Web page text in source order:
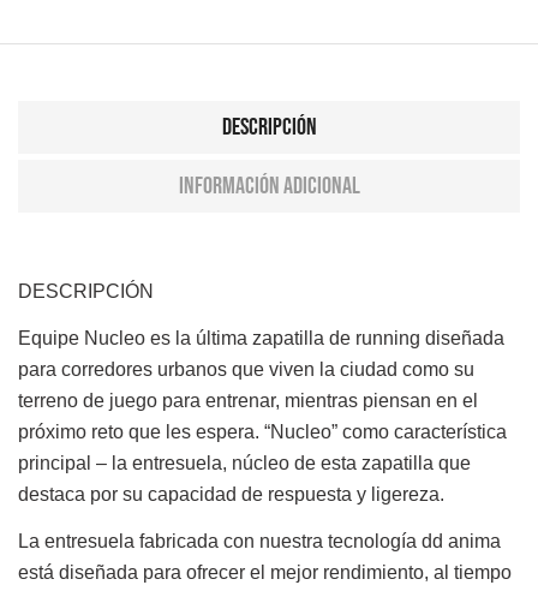
Descripción
Información adicional
DESCRIPCIÓN
Equipe Nucleo es la última zapatilla de running diseñada
para corredores urbanos que viven la ciudad como su
terreno de juego para entrenar, mientras piensan en el
próximo reto que les espera. “Nucleo” como característica
principal – la entresuela, núcleo de esta zapatilla que
destaca por su capacidad de respuesta y ligereza.
La entresuela fabricada con nuestra tecnología dd anima
está diseñada para ofrecer el mejor rendimiento, al tiempo